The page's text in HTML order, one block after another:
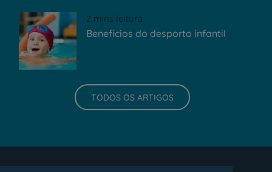
2 mins leitura
Benefícios do desporto infantil
TODOS OS ARTIGOS